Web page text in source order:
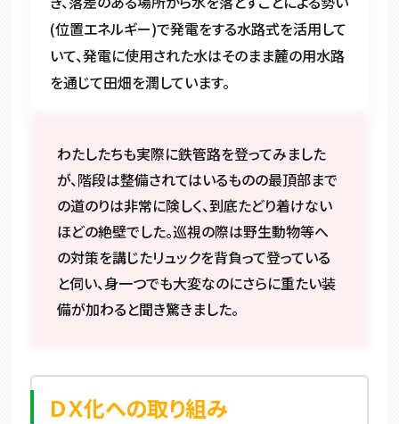
(位置エネルギー)で発電をする水路式を活用して
いて、発電に使用された水はそのまま麓の用水路
を通じて田畑を潤しています。
わたしたちも実際に鉄管路を登ってみました
が、階段は整備されてはいるものの最頂部まで
の道のりは非常に険しく、到底たどり着けない
ほどの絶壁でした。巡視の際は野生動物等へ
の対策を講じたリュックを背負って登っている
と伺い、身一つでも大変なのにさらに重たい装
備が加わると聞き驚きました。
ＤＸ化への取り組み